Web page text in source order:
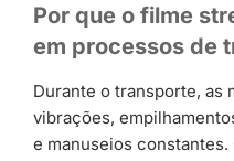
Por que o filme
em processos de
Durante o transporte, as
vibrações,
e manuseios